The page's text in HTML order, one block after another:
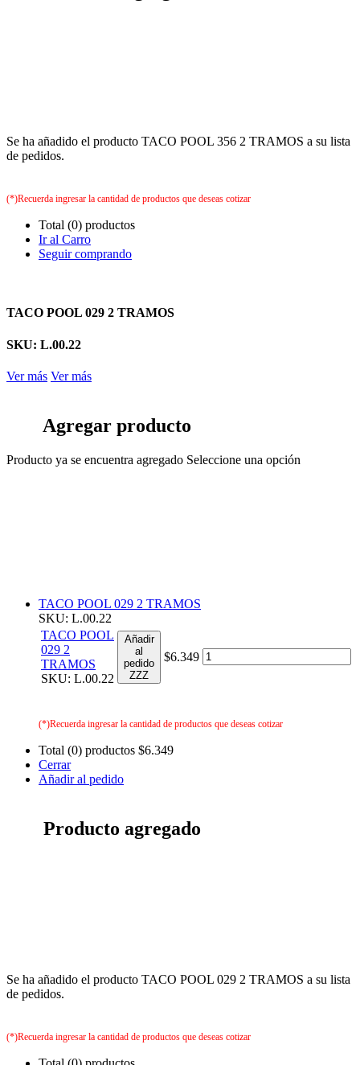
Se ha añadido el producto TACO POOL 356 2 TRAMOS a su lista
de pedidos.
(*)Recuerda ingresar la cantidad de productos que deseas cotizar
Total (0) productos
Ir al Carro
Seguir comprando
TACO POOL 029 2 TRAMOS
SKU: L.00.22
Ver más Ver más
Agregar producto
Producto ya se encuentra agregado Seleccione una opción
TACO POOL 029 2 TRAMOS
SKU: L.00.22
TACO POOL
029 2
TRAMOS
SKU: L.00.22
Añadir
al
pedido
ZZZ
$6.349
(*)Recuerda ingresar la cantidad de productos que deseas cotizar
Total (0) productos $6.349
Cerrar
Añadir al pedido
Producto agregado
Se ha añadido el producto TACO POOL 029 2 TRAMOS a su lista
de pedidos.
(*)Recuerda ingresar la cantidad de productos que deseas cotizar